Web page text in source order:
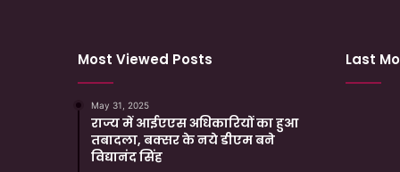
Most Viewed Posts
May 31, 2025
राज्य में आईएएस अधिकारियों का हुआ
तबादला, बक्सर के नये डीएम बने
विद्यानंद सिंह
Last